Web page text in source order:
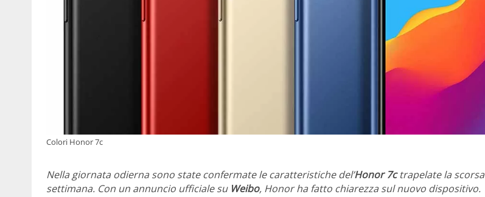
Colori Honor 7c
Nella giornata odierna sono state confermate le caratteristiche del’Honor 7ctrapelate la scorsa
settimana. Con un annuncio ufficiale su Weibo, Honor ha fatto chiarezza sul nuovo dispositivo.